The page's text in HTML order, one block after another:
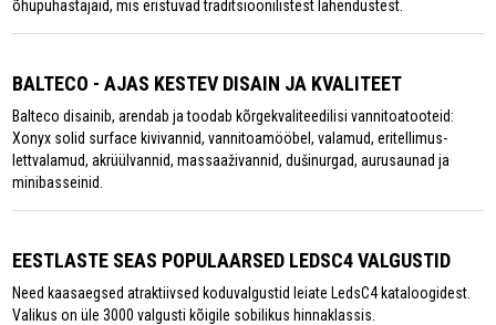
õhupuhastajaid, mis eristuvad traditsioonilistest lahendustest.
BALTECO - AJAS KESTEV DISAIN JA KVALITEET
Balteco disainib, arendab ja toodab kõrgekvaliteedilisi vannitoatooteid:
Xonyx solid surface kivivannid, vannitoamööbel, valamud, eritellimus-
lettvalamud, akrüülvannid, massaaživannid, dušinurgad, aurusaunad ja
minibasseinid.
EESTLASTE SEAS POPULAARSED LEDSC4 VALGUSTID
Need kaasaegsed atraktiivsed koduvalgustid leiate LedsC4 kataloogidest.
Valikus on üle 3000 valgusti kõigile sobilikus hinnaklassis.